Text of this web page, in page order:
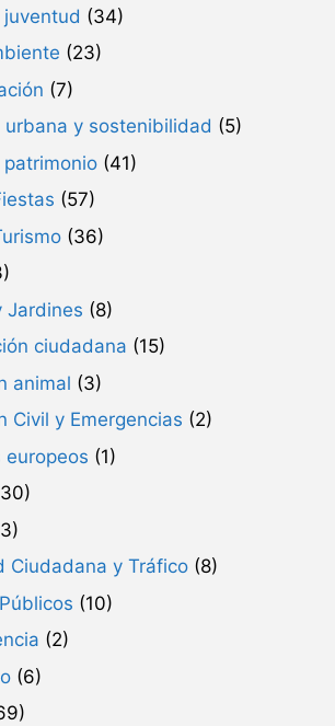
(34)
(23)
(7)
urbana y sostenibilidad (5)
(41)
(57)
(36)
Jardines (8)
ciudadana (15)
animal (3)
Civil y Emergencias (2)
europeos (1)
Ciudadana y Tráfico (8)
(10)
(2)
(6)